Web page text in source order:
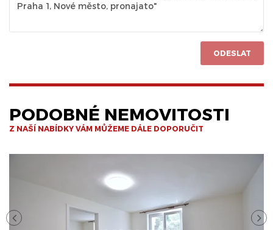
ODESLAT
PODOBNÉ NEMOVITOSTI
Z NAŠÍ NABÍDKY VÁM MŮŽEME DÁLE DOPORUČIT